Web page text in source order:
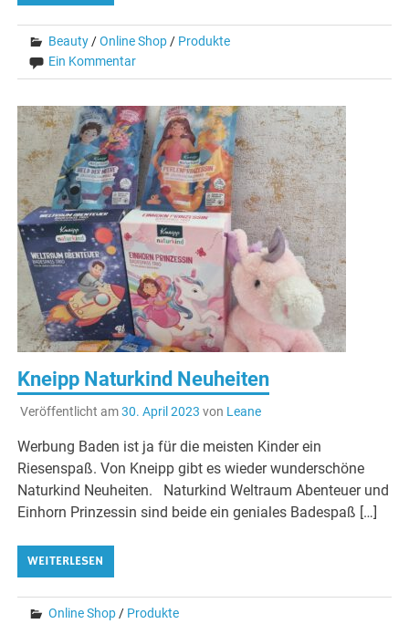
Beauty /Online Shop / Produkte
Ein Kommentar
Kneipp Naturkind Neuheiten
Veröffentlicht am30. April 2023 von Leane
Werbung Baden ist ja für die meisten Kinder ein
Riesenspaß. Von Kneipp gibt es wieder wunderschöne
Naturkind Neuheiten. Naturkind Weltraum Abenteuer und
Einhorn Prinzessin sind beide ein geniales Badespaß […]
WEITERLESEN
Online Shop / Produkte